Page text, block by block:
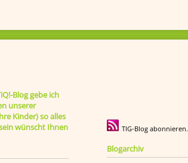
TIG-Blog abonnieren.
Blogarchiv
Blog gebe ich
unserer
Kinder) so alles
wünscht Ihnen